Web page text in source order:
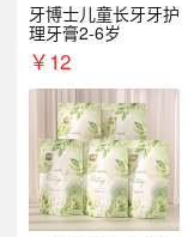
牙博士儿童长牙牙护
理牙膏2-6岁
￥12